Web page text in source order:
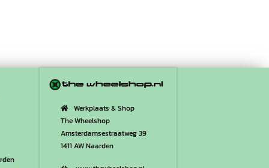
Werkplaats & Shop
The Wheelshop
Amsterdamsestraatweg 39
1411 AW Naarden